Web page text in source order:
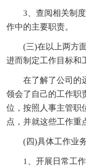
3、查阅相关制
作中的主要职责。
(三)在以上两方
进而制定工作目标和
在了解了公司的
领会了自己的工作职
位，按照人事主管职
点，并就这些工作重
(四)具体工作业
1、开展日常工